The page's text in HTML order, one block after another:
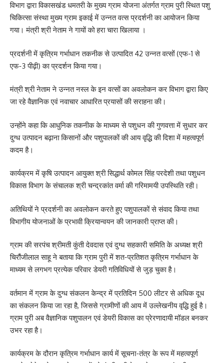
विभाग द्वारा विकासखंड धमतरी के मुख्य ग्राम योजना अंतर्गत ग्राम पुरी स्थित पशु
चिकित्सा संस्था मुख्य ग्राम इकाई में उन्नत वत्स प्रदर्शनी का आयोजन किया
गया। मंत्री श्री नेताम ने गायों को हरा चारा खिलाया ।
प्रदर्शनी में कृत्रिम गर्भाधान तकनीक से उत्पादित 42 उन्नत वत्सों (एफ-1 से
एफ-3 पीढ़ी) का प्रदर्शन किया गया।
मंत्री श्री नेताम ने उन्नत नस्ल के इन वत्सों का अवलोकन कर विभाग द्वारा किए
जा रहे वैज्ञानिक एवं नवाचार आधारित प्रयासों की सराहना की।
उन्होंने कहा कि आधुनिक तकनीक के माध्यम से पशुधन की गुणवत्ता में सुधार कर
दुग्ध उत्पादन बढ़ाना किसानों और पशुपालकों की आय वृद्धि की दिशा में महत्वपूर्ण
कदम है।
कार्यक्रम में कृषि उत्पादन आयुक्त श्री सिद्धार्थ कोमल सिंह परदेशी तथा पशुधन
विकास विभाग के संचालक श्री चन्द्रकांत वर्मा की गरिमामयी उपस्थिति रही।
अतिथियों ने प्रदर्शनी का अवलोकन करते हुए पशुपालकों से संवाद किया तथा
विभागीय योजनाओं के प्रभावी क्रियान्वयन की जानकारी प्राप्त की।
ग्राम की सरपंच श्रीमती कुंती देवदास एवं दुग्ध सहकारी समिति के अध्यक्ष श्री
चिरौंजीलाल साहू ने बताया कि ग्राम पुरी में शत-प्रतिशत कृत्रिम गर्भाधान के
माध्यम से लगभग प्रत्येक परिवार डेयरी गतिविधियों से जुड़ चुका है।
वर्तमान में ग्राम के दुग्ध संकलन केन्द्र में प्रतिदिन 500 लीटर से अधिक दूध
का संकलन किया जा रहा है, जिससे ग्रामीणों की आय में उल्लेखनीय वृद्धि हुई है।
ग्राम पुरी अब वैज्ञानिक पशुपालन एवं डेयरी विकास का प्रेरणादायी मॉडल बनकर
उभर रहा है।
कार्यक्रम के दौरान कृत्रिम गर्भाधान कार्य में सूचना-तंत्र के रूप में महत्वपूर्ण